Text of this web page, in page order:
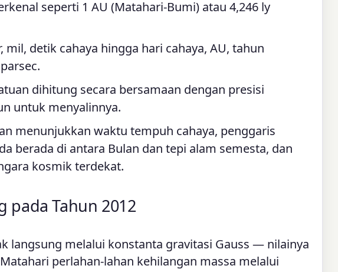
seperti 1 AU (Matahari-Bumi) atau 4,246 ly
mil, detik cahaya hingga hari cahaya, AU, tahun
dihitung secara bersamaan dengan presisi
untuk menyalinnya.
menunjukkan waktu tempuh cahaya, penggaris
berada di antara Bulan dan tepi alam semesta, dan
kosmik terdekat.
pada Tahun 2012
langsung melalui konstanta gravitasi Gauss — nilainya
perlahan-lahan kehilangan massa melalui